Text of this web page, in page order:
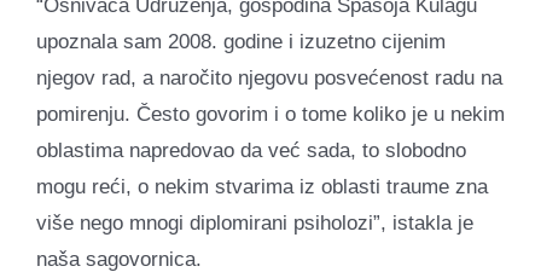
“Osnivača Udruženja, gospodina Spasoja Kulagu
upoznala sam 2008. godine i izuzetno cijenim
njegov rad, a naročito njegovu posvećenost radu na
pomirenju. Često govorim i o tome koliko je u nekim
oblastima napredovao da već sada, to slobodno
mogu reći, o nekim stvarima iz oblasti traume zna
više nego mnogi diplomirani psiholozi”, istakla je
naša sagovornica.